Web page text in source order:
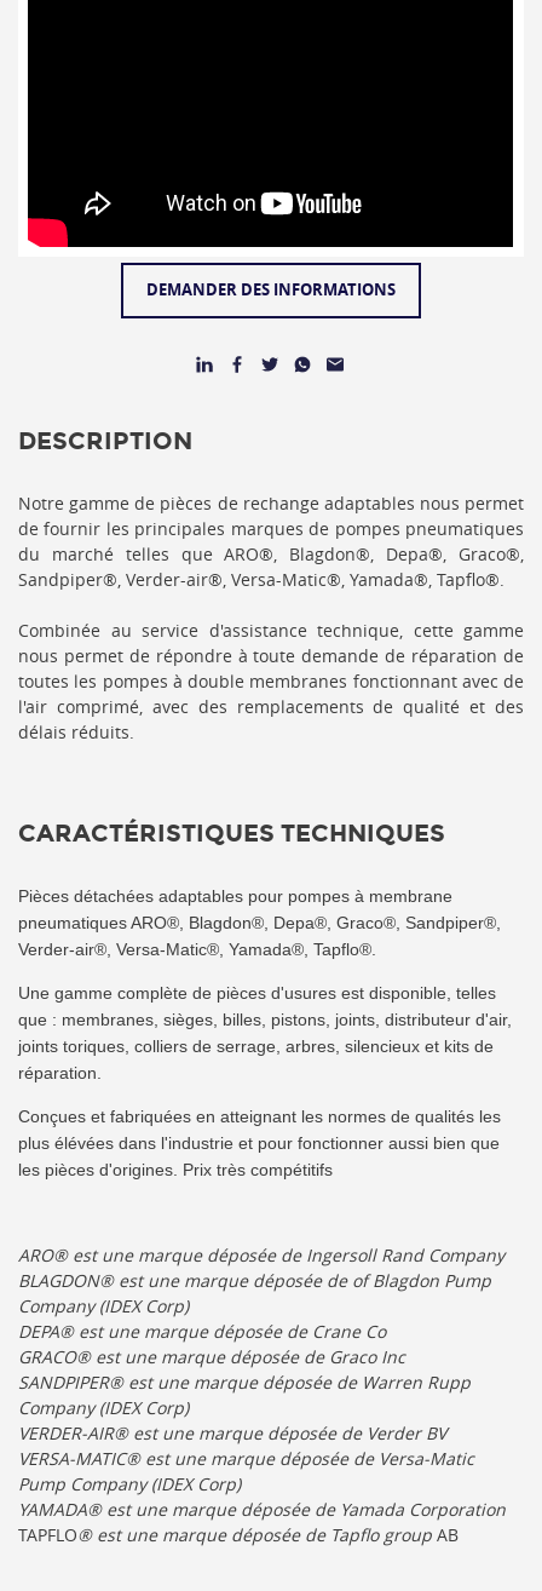
DEMANDER DES INFORMATIONS
DESCRIPTION
Notre gamme de pièces de rechange adaptables nous permet
de fournir les principales marques de pompes pneumatiques
du marché telles que ARO®, Blagdon®, Depa®, Graco®,
Sandpiper®, Verder-air®, Versa-Matic®, Yamada®, Tapflo®.
Combinée au service d'assistance technique, cette gamme
nous permet de répondre à toute demande de réparation de
toutes les pompes à double membranes fonctionnant avec de
l'air comprimé, avec des remplacements de qualité et des
délais réduits.
CARACTÉRISTIQUES TECHNIQUES
Pièces détachées adaptables pour pompes à membrane
pneumatiques ARO®, Blagdon®, Depa®, Graco®, Sandpiper®,
Verder-air®, Versa-Matic®, Yamada®, Tapflo®.
Une gamme complète de pièces d'usures est disponible, telles
que : membranes, sièges, billes, pistons, joints, distributeur d'air,
joints toriques, colliers de serrage, arbres, silencieux et kits de
réparation.
Conçues et fabriquées en atteignant les normes de qualités les
plus élévées dans l'industrie et pour fonctionner aussi bien que
les pièces d'origines. Prix très compétitifs
ARO® est une marque déposée de Ingersoll Rand Company
BLAGDON® est une marque déposée de of Blagdon Pump
Company (IDEX Corp)
DEPA® est une marque déposée de Crane Co
GRACO® est une marque déposée de Graco Inc
SANDPIPER® est une marque déposée de Warren Rupp
Company (IDEX Corp)
VERDER-AIR® est une marque déposée de Verder BV
VERSA-MATIC® est une marque déposée de Versa-Matic
Pump Company (IDEX Corp)
YAMADA® est une marque déposée de Yamada Corporation
TAPFLO® est une marque déposée de Tapflo group AB